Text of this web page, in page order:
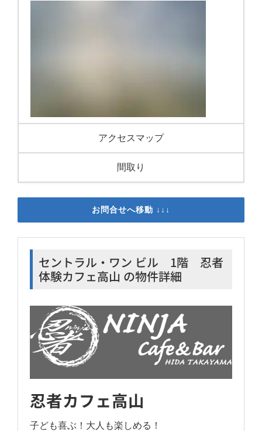
アクセスマップ
間取り
お問合せへ移動 ↓↓↓
セントラル・ワン ビル 1階 忍者
体験カフェ高山 の物件詳細
忍者カフェ高山
子ども喜ぶ！大人も楽しめる！